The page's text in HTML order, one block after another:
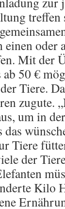
einen oder
Mit der
50 €
Tiere.
zugute.
um in
Tiere
der
Kilo